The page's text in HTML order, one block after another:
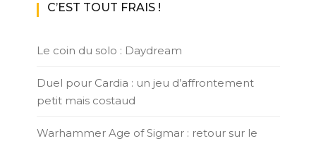
C’EST TOUT FRAIS !
Le coin du solo : Daydream
Duel pour Cardia : un jeu d’affrontement
petit mais costaud
Warhammer Age of Sigmar : retour sur le